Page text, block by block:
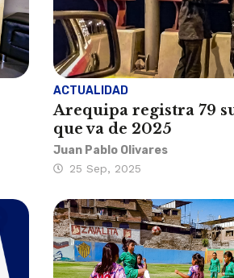
ACTUALIDAD
Arequipa registra 79
que va de 2025
Juan Pablo Olivares
25 Sep, 2025